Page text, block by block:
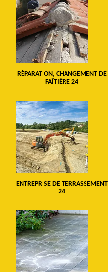
RÉPARATION, CHANGEMENT DE
FAÎTIÈRE 24
ENTREPRISE DE TERRASSEMENT
24